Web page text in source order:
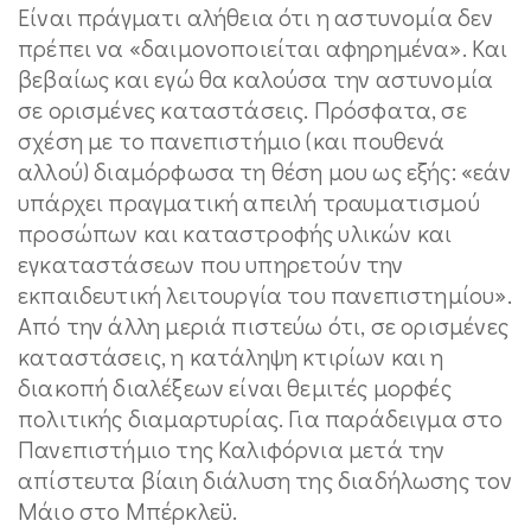
Είναι πράγματι αλήθεια ότι η αστυνομία δεν
πρέπει να «δαιμονοποιείται αφηρημένα». Και
βεβαίως και εγώ θα καλούσα την αστυνομία
σε ορισμένες καταστάσεις. Πρόσφατα, σε
σχέση με το πανεπιστήμιο (και πουθενά
αλλού) διαμόρφωσα τη θέση μου ως εξής: «εάν
υπάρχει πραγματική απειλή τραυματισμού
προσώπων και καταστροφής υλικών και
εγκαταστάσεων που υπηρετούν την
εκπαιδευτική λειτουργία του πανεπιστημίου».
Από την άλλη μεριά πιστεύω ότι, σε ορισμένες
καταστάσεις, η κατάληψη κτιρίων και η
διακοπή διαλέξεων είναι θεμιτές μορφές
πολιτικής διαμαρτυρίας. Για παράδειγμα στο
Πανεπιστήμιο της Καλιφόρνια μετά την
απίστευτα βίαιη διάλυση της διαδήλωσης τον
Μάιο στο Μπέρκλεϋ.